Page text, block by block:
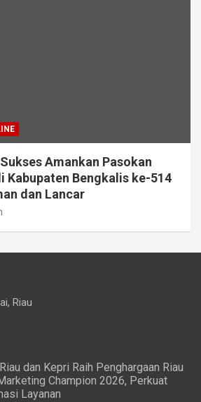
Amankan Pasokan
Kabupaten Bengkalis ke-514
dan Lancar
Riau
dan Kepri Raih Penghargaan Riau
Champion 2026, Perkuat
Layanan